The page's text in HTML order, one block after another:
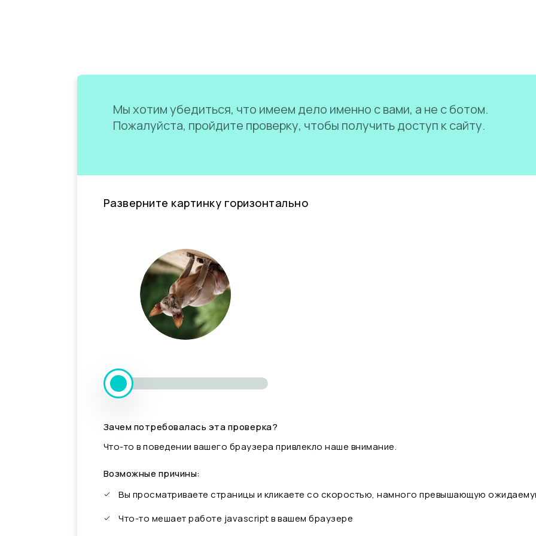
Мы хотим убедиться, что имеем дело именно с вами, а не с ботом.
Пожалуйста, пройдите проверку, чтобы получить доступ к сайту.
Разверните картинку горизонтально
Зачем потребовалась эта проверка?
Что-то в поведении вашего браузера привлекло наше внимание.
Возможные причины:
Вы просматриваете страницы и кликаете со скоростью, намного превышающую
Что-то мешает работе javascript в вашем браузере